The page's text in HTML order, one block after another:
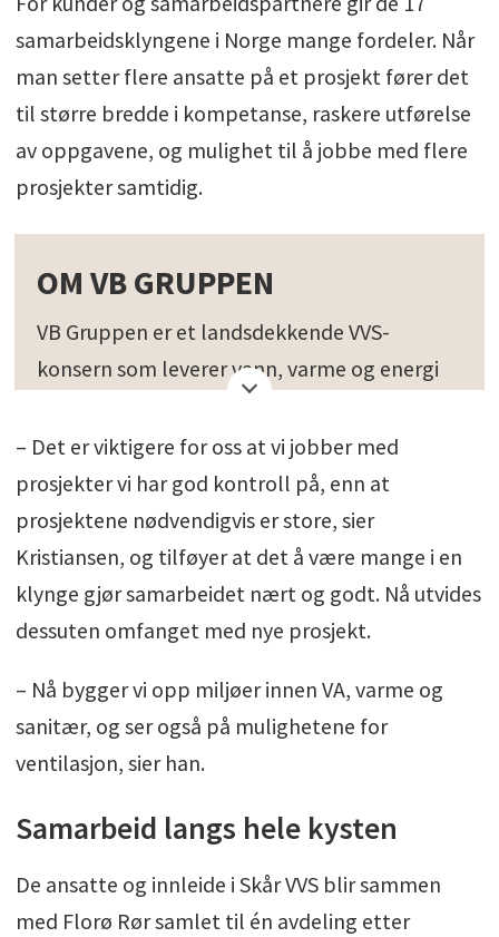
samarbeidsklyngene i Norge mange fordeler. Når
man setter flere ansatte på et prosjekt fører det
til større bredde i kompetanse, raskere utførelse
av oppgavene, og mulighet til å jobbe med flere
prosjekter samtidig.
OM VB GRUPPEN
VB Gruppen er et landsdekkende VVS-
konsern som leverer vann, varme og energi
1.900 medarbeidere over hele landet, fordelt
på rundt 50 konsernavdelinger og 100
tilknyttede partnerbedrifter. Sammen utgjør
vi VB - hele Norges rørlegger!
– Det er viktigere for oss at vi jobber med
prosjekter vi har god kontroll på, enn at
prosjektene nødvendigvis er store, sier
Kristiansen, og tilføyer at det å være mange i en
klynge gjør samarbeidet nært og godt. Nå utvides
dessuten omfanget med nye prosjekt.
– Nå bygger vi opp miljøer innen VA, varme og
sanitær, og ser også på mulighetene for
ventilasjon, sier han.
Samarbeid langs hele kysten
De ansatte og innleide i Skår VVS blir sammen
med Florø Rør samlet til én avdeling etter